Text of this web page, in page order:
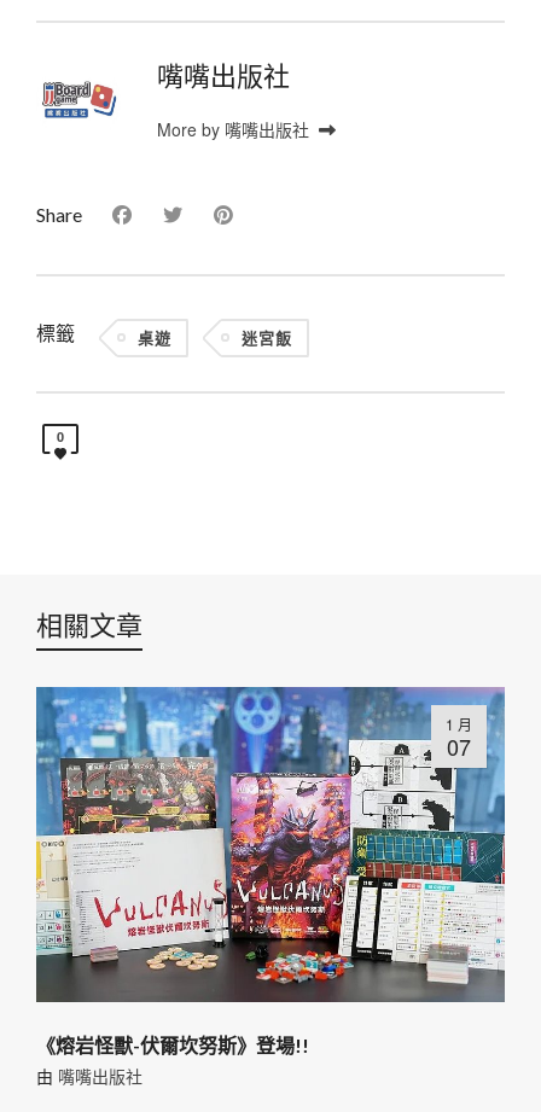
嘴嘴出版社
More by 嘴嘴出版社
Share
標籤 桌遊 迷宮飯
0
相關文章
1 月
07
《熔岩怪獸-伏爾坎努斯》登場!!
由 嘴嘴出版社